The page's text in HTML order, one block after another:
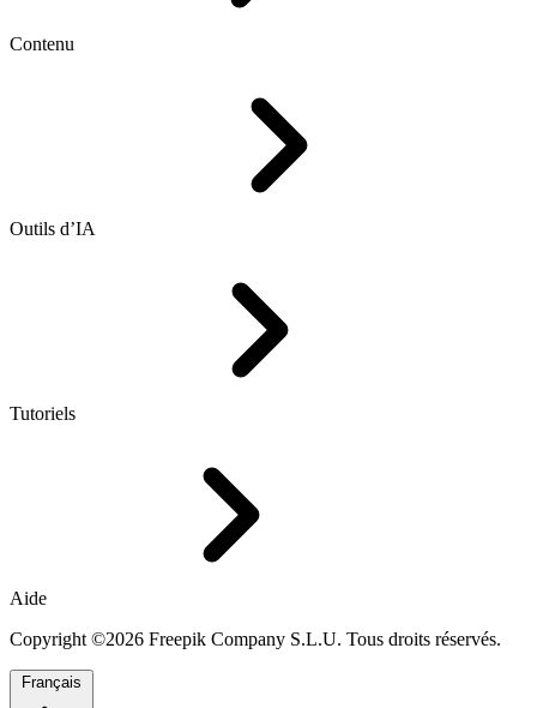
Contenu
Outils d’IA
Tutoriels
Aide
Copyright ©2026 Freepik Company S.L.U. Tous droits réservés.
Français